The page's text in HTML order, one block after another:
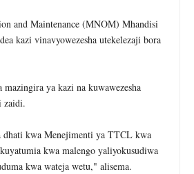
and Maintenance (MNOM) Mhandisi
kazi vinavyowezesha utekelezaji bora
ya kazi na kuwawezesha
zaidi.
dhati kwa Menejimenti ya TTCL kwa
kwa malengo yaliyokusudiwa
kwa wateja wetu," alisema.